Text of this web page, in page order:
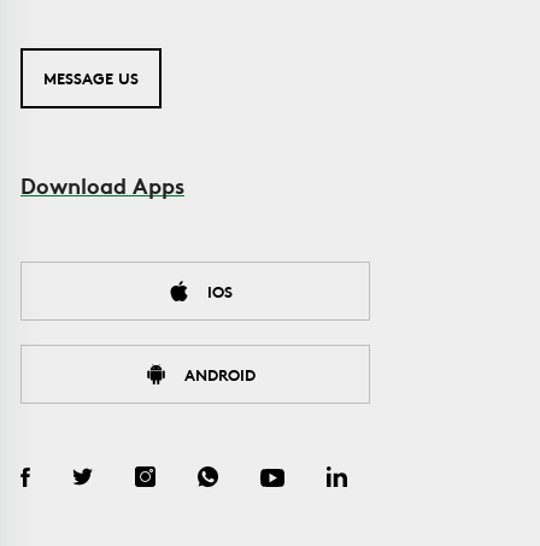
MESSAGE US
Download Apps
IOS
ANDROID